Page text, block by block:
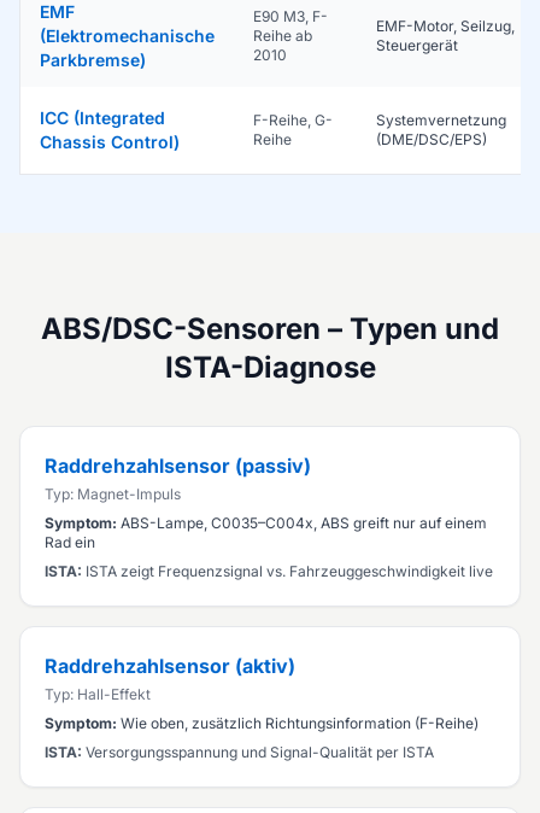
EMF
(Elektromechanische
Parkbremse)
E90 M3, F-
Reihe ab
2010
EMF-Motor, Seilzug,
Steuergerät
ICC (Integrated
Chassis Control)
F-Reihe, G-
Reihe
Systemvernetzung
(DME/DSC/EPS)
ABS/DSC-Sensoren – Typen und
ISTA-Diagnose
Raddrehzahlsensor (passiv)
Typ: Magnet-Impuls
Symptom: ABS-Lampe, C0035–C004x, ABS greift nur auf einem
Rad ein
ISTA: ISTA zeigt Frequenzsignal vs. Fahrzeuggeschwindigkeit live
Raddrehzahlsensor (aktiv)
Typ: Hall-Effekt
Symptom: Wie oben, zusätzlich Richtungsinformation (F-Reihe)
ISTA: Versorgungsspannung und Signal-Qualität per ISTA